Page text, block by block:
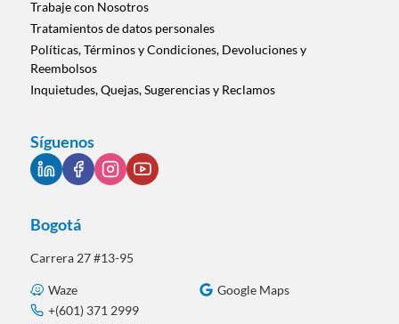
Trabaje con Nosotros
Tratamientos de datos personales
Políticas, Términos y Condiciones, Devoluciones y
Reembolsos
Inquietudes, Quejas, Sugerencias y Reclamos
Síguenos
Bogotá
Carrera 27 #13-95
Waze
Google Maps
+(601) 371 2999